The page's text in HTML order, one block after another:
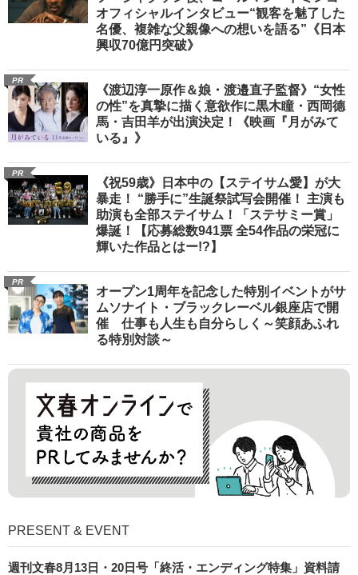
オフィシャルインタビュー“観客を魅了した
名優、複雑な父親像への想いを語る”《日本
興収70億円突破》
PR
《渡辺淳一原作＆娘・渡邉直子監督》“女性
の性”を真摯に描く意欲作に黒木瞳・西岡德
馬・吉田羊が出演決定！《映画『月がみて
いる』》
PR
《祝59歳》日本中の【ステイサム愛】が大
暴走！ “勝手に”生誕祭試写会開催！ 主演も
助演も全部ステイサム！「ステサミー賞」
爆誕！【応募総数941票 全54作品の栄冠に
輝いた作品とはー!?】
PR
オープン1周年を記念した特別イベントがサ
ムソナイト・ブラックレーベル銀座店で開
催 仕事も人生も自分らしく～笑顔あふれ
る特別対談～
PRESENT & EVENT
週刊文春8月13日・20日号「終活・エンディング特集」資料請